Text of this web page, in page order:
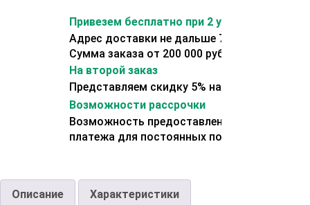
Привезем бесплатно при 2 условиях:
Адрес доставки не дальше 70 км от склада.
Сумма заказа от 200 000 рублей.
На второй заказ
Представляем скидку 5% на второй заказ
Возможности рассрочки
Возможность предоставления отсрочки
платежа для постоянных покупателей.
Описание Характеристики